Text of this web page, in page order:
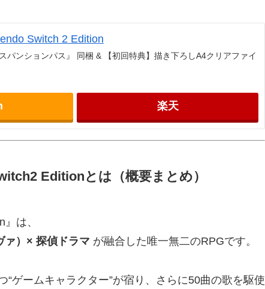
Switch 2 Edition
パンションパス』 同梱 & 【初回特典】描き下ろしA4クリアファイ
楽天
Editionとは（概要まとめ）
は、
ァ）× 探偵ドラマ が融合した唯一無二のRPGです。
ゲームキャラクター”が宿り、さらに50曲の歌を駆使